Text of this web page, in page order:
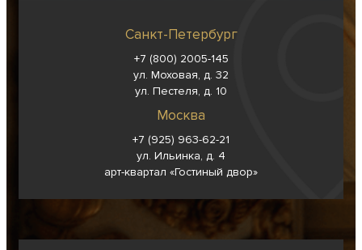
Санкт-Петербург
+7 (800) 2005-145
ул. Моховая, д. 32
ул. Пестеля, д. 10
Москва
+7 (925) 963-62-21
ул. Ильинка, д. 4
арт-квартал «Гостиный двор»